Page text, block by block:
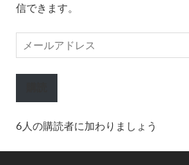
信できます。
ー
ル
レ
ス
6人の購読者に加わりましょう